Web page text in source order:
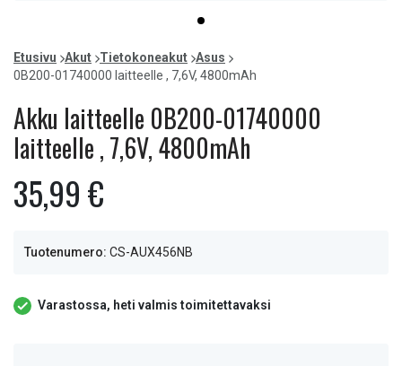
item
0
of
1
Etusivu Akut Tietokoneakut Asus
0B200-01740000 laitteelle , 7,6V, 4800mAh
Akku laitteelle 0B200-01740000
laitteelle , 7,6V, 4800mAh
35,99 €
Tuotenumero: CS-AUX456NB
Varastossa, heti valmis toimitettavaksi